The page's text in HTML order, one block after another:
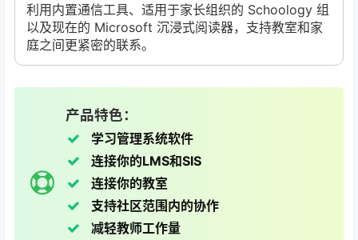
利用内置通信工具、适用于家长组织的 Schoology 组
以及现在的 Microsoft 沉浸式阅读器，支持教室和家
庭之间更紧密的联系。
产品特色：
学习管理系统软件
连接你的LMS和SIS
连接你的教室
支持社区范围内的协作
减轻教师工作量